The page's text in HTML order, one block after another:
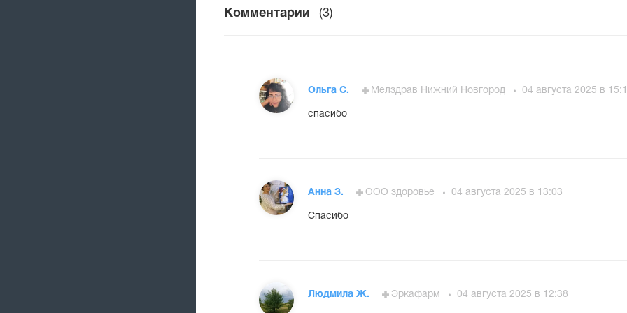
Комментарии (3)
Ольга С. Мелздрав Нижний Новгород 04 августа 2025 в
спасибо
Анна З. ООО здоровье 04 августа 2025 в 13:03
Спасибо
Людмила Ж. Эркафарм 04 августа 2025 в 12:38